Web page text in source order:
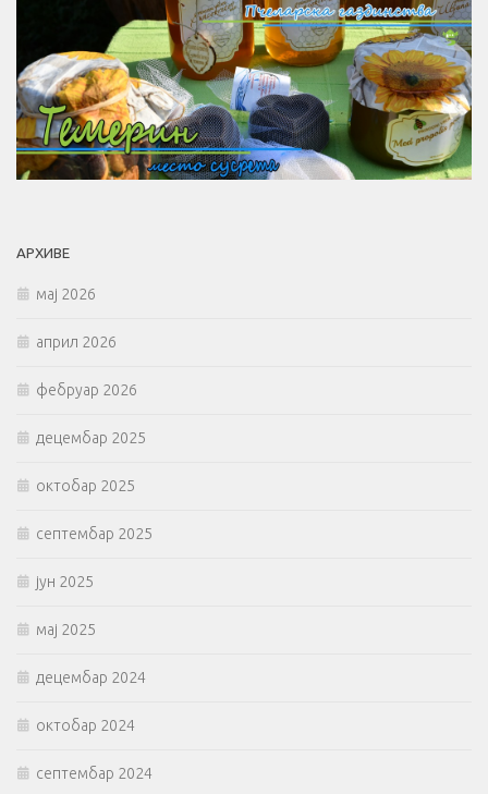
АРХИВЕ
мај 2026
април 2026
фебруар 2026
децембар 2025
октобар 2025
септембар 2025
јун 2025
мај 2025
децембар 2024
октобар 2024
септембар 2024